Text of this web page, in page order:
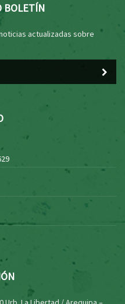
BOLETÍN
actualizadas sobre